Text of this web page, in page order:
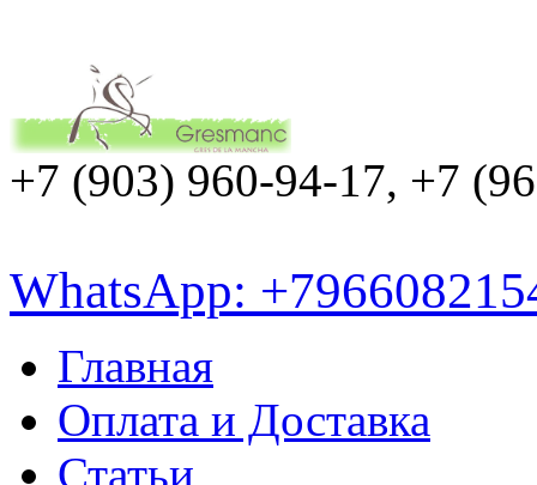
+7 (903) 960-94-17, +7
WhatsApp:
Главная
Оплата и Доставка
Статьи